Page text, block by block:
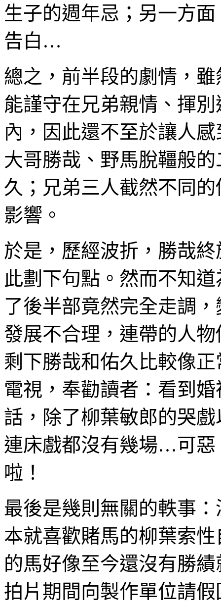
生子的週年忌；另一方
告白…
總之，前半段的劇情，
能謹守在兄弟親情、揮
內，因此還不至於讓人
大哥勝哉、野馬脫韁般
久；兄弟三人截然不同
影響。
於是，歷經波折，勝哉
此劃下句點。然而不知
了後半部竟然完全走調
發展不合理，連帶的人
剩下勝哉和佑久比較像
電視，奉勸讀者：看到
話，除了柳葉敏郎的哭
連床戲都沒有幾場…可惡
啦！
最後是幾則無關的軼事
本就喜歡賭馬的柳葉索
的馬好像至今還沒有勝
拍片期間向製作單位請